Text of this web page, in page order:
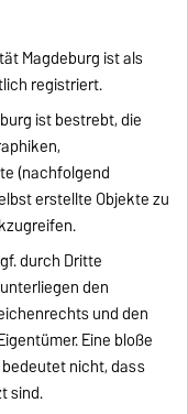
Magdeburg ist als
registriert.
ist bestrebt, die
(nachfolgend
erstellte Objekte zu
durch Dritte
den
und den
Eine bloße
nicht, dass
sind.